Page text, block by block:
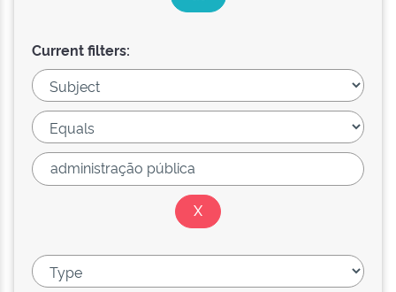
Current filters: